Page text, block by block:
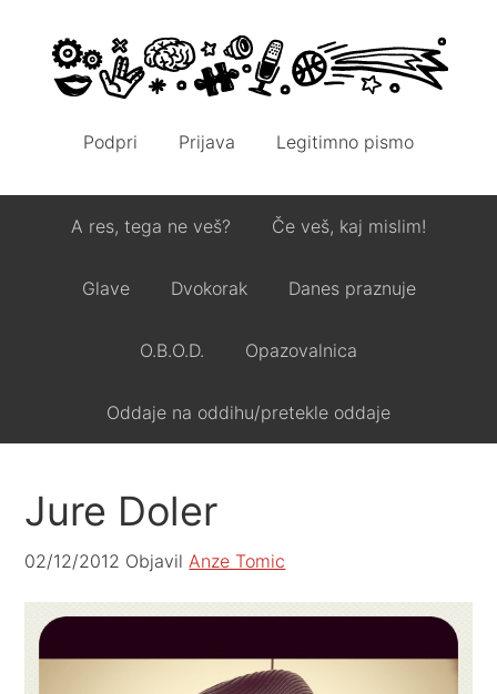
Podpri Prijava Legitimno pismo
A res, tega ne veš? Če veš, kaj mislim!
Glave Dvokorak Danes praznuje
O.B.O.D. Opazovalnica
Oddaje na oddihu/pretekle oddaje
Jure Doler
02/12/2012 ObjavilAnze Tomic